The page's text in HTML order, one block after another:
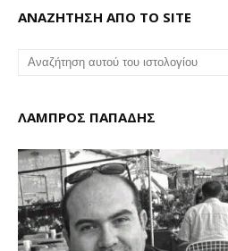
ΑΝΑΖΗΤΗΣΗ ΑΠΟ ΤΟ SITE
ΛΑΜΠΡΟΣ ΠΑΠΑΔΗΣ